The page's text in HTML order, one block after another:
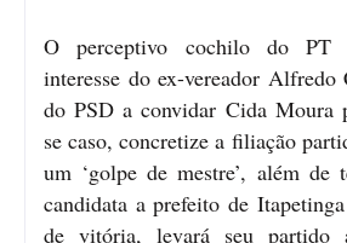
O perceptivo cochilo do PT
interesse do ex-vereador Alfredo
do PSD a convidar Cida Moura
se caso, concretize a filiação
um ‘golpe de mestre’, além de
candidata a prefeito de
de vitória, levará seu partido